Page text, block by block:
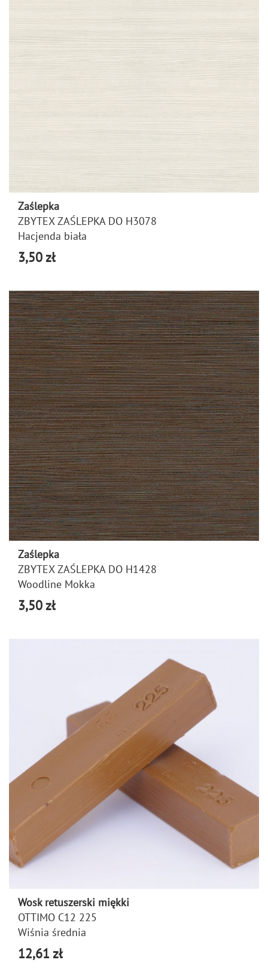
Zaślepka
ZBYTEX ZAŚLEPKA DO H3078
Hacjenda biała
3,50 zł
Zaślepka
ZBYTEX ZAŚLEPKA DO H1428
Woodline Mokka
3,50 zł
Wosk retuszerski miękki
OTTIMO C12 225
Wiśnia średnia
12,61 zł